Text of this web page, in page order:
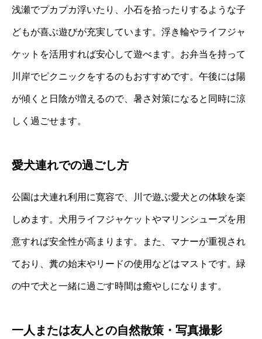
浅瀬でプカプカ浮いたり、小石を拾ったりするような子
どもが喜ぶ遊びが充実しています。浮き輪やライフジャ
ケットを活用すれば安心して遊べます。お弁当を持って
川岸でピクニックをするのもおすすめです。午後には陽
が傾くと日陰が増えるので、暑さ対策になると同時に涼
しく過ごせます。
愛犬連れでの過ごし方
公園は犬連れ利用に寛容で、川で遊ぶ愛犬との体験を楽
しめます。犬用ライフジャケットやマリンシューズを用
意すれば安全性が高まります。また、マナーが重視され
ており、糞の始末やリードの使用などはマストです。緑
の中で犬と一緒に過ごす時間は癒やしになります。
一人または友人との自然散策・写真撮影